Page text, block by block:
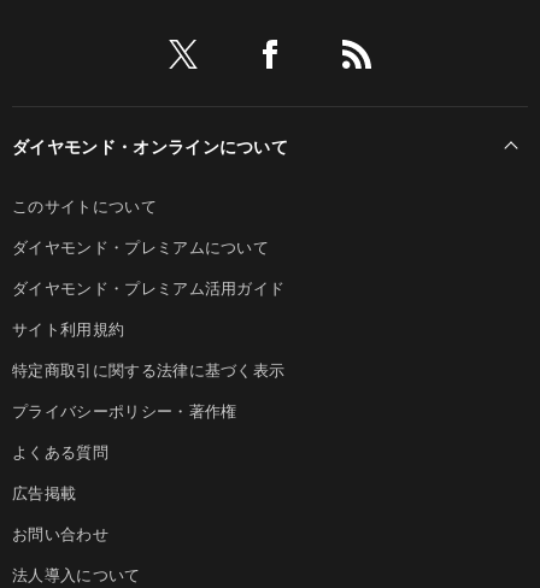
ダイヤモンド・オンラインについて
このサイトについて
ダイヤモンド・プレミアムについて
ダイヤモンド・プレミアム活用ガイド
サイト利用規約
特定商取引に関する法律に基づく表示
プライバシーポリシー・著作権
よくある質問
広告掲載
お問い合わせ
法人導入について